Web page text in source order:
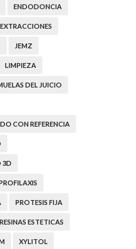
ENDODONCIA
EXTRACCIONES
JEMZ
LIMPIEZA
DEL JUICIO
CON REFERENCIA
3D
PROTESIS FIJA
RESINAS ESTETICAS
XYLITOL